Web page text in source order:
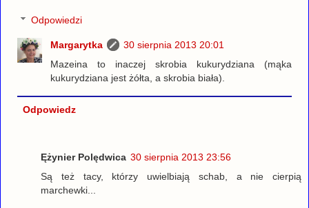
Odpowiedzi
Margarytka
30 sierpnia 2013 20:01
Mazeina to inaczej skrobia kukurydziana (mąka
kukurydziana jest żółta, a skrobia biała).
Odpowiedz
Ężynier Polędwica 30 sierpnia 2013 23:56
Są też tacy, którzy uwielbiają schab, a nie cierpią
marchewki...